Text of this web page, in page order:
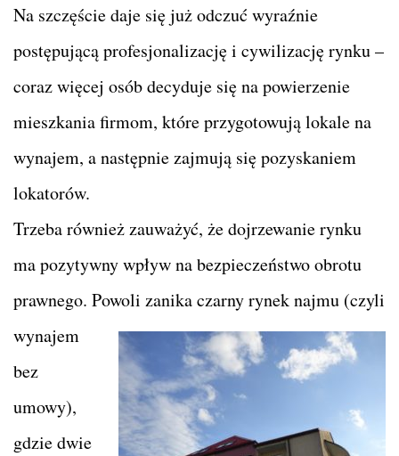
Na szczęście daje się już odczuć wyraźnie
postępującą profesjonalizację i cywilizację rynku –
coraz więcej osób decyduje się na powierzenie
mieszkania firmom, które przygotowują lokale na
wynajem, a następnie zajmują się pozyskaniem
lokatorów.
Trzeba również zauważyć, że dojrzewanie rynku
ma pozytywny wpływ na bezpieczeństwo obrotu
prawnego. Powoli zanika czarnyrynek najmu (czyli
wynajem
bez
umowy),
gdzie dwie